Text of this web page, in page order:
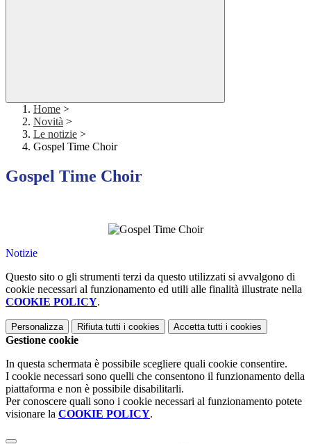
Home >
Novità >
Le notizie >
Gospel Time Choir
Gospel Time Choir
Notizie
Questo sito o gli strumenti terzi da questo utilizzati si avvalgono di
cookie necessari al funzionamento ed utili alle finalità illustrate nella
COOKIE POLICY.
Personalizza Rifiuta tutti i cookies Accetta tutti i cookies
Gestione cookie
In questa schermata è possibile scegliere quali cookie consentire.
I cookie necessari sono quelli che consentono il funzionamento della
piattaforma e non è possibile disabilitarli.
Per conoscere quali sono i cookie necessari al funzionamento potete
visionare la COOKIE POLICY.